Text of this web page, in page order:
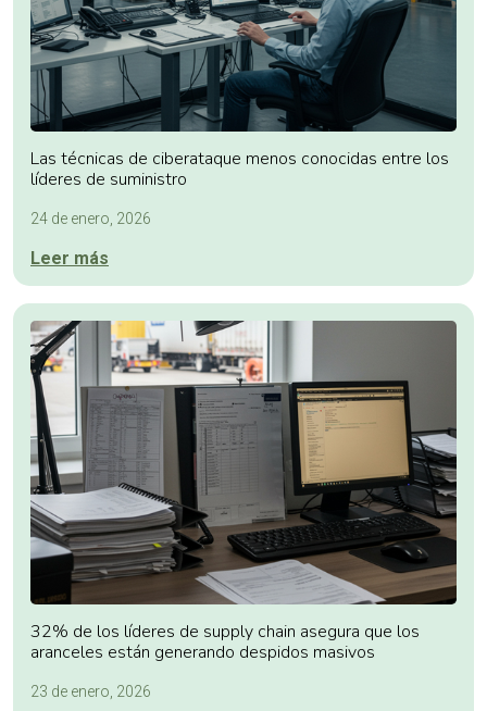
Las técnicas de ciberataque menos conocidas entre los
líderes de suministro
24 de enero, 2026
Leer más
32% de los líderes de supply chain asegura que los
aranceles están generando despidos masivos
23 de enero, 2026